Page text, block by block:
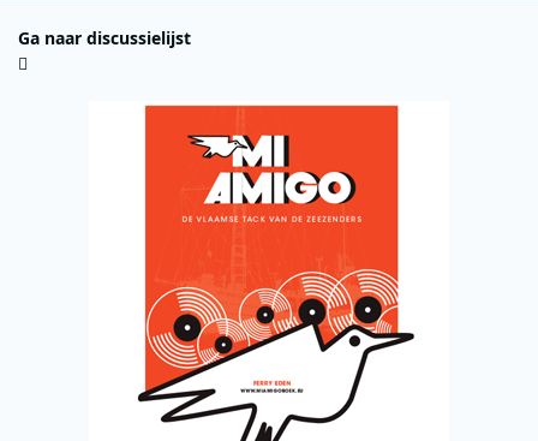
Ga naar discussielijst